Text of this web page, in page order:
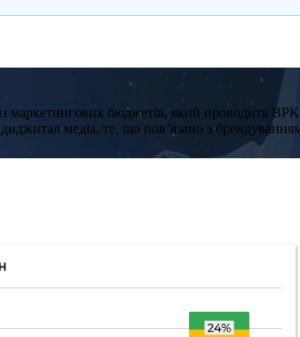
маркетингових бюджетів, який проводить
медіа, те, що пов’язано з